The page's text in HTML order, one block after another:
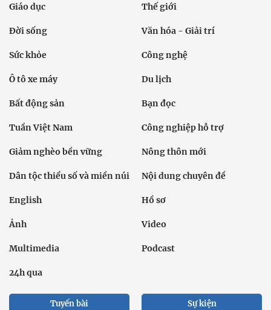
Giáo dục Thế giới
Đời sống Văn hóa - Giải trí
Sức khỏe Công nghệ
Ô tô xe máy Du lịch
Bất động sản Bạn đọc
Tuần Việt Nam Công nghiệp hỗ trợ
Giảm nghèo bền vững Nông thôn mới
Dân tộc thiểu số và miền núi Nội dung chuyên đề
English Hồ sơ
Ảnh Video
Multimedia Podcast
24h qua
Tuyến bài Sự kiện